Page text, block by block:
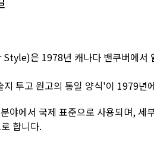
은 1978년 캐나다 밴쿠버에서
투고 원고의 통일 양식'이 1979년
야에서 국제 표준으로 사용되며,
합니다.